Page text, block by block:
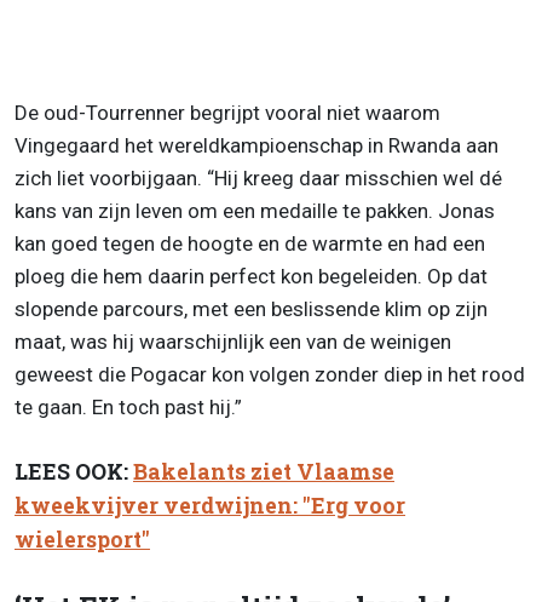
De oud-Tourrenner begrijpt vooral niet waarom
Vingegaard het wereldkampioenschap in Rwanda aan
zich liet voorbijgaan. “Hij kreeg daar misschien wel dé
kans van zijn leven om een medaille te pakken. Jonas
kan goed tegen de hoogte en de warmte en had een
ploeg die hem daarin perfect kon begeleiden. Op dat
slopende parcours, met een beslissende klim op zijn
maat, was hij waarschijnlijk een van de weinigen
geweest die Pogacar kon volgen zonder diep in het rood
te gaan. En toch past hij.”
LEES OOK:Bakelants ziet Vlaamse
kweekvijver verdwijnen: "Erg voor
wielersport"